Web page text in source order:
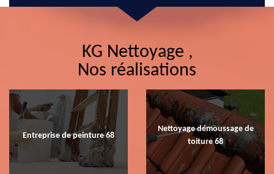
KG Nettoyage ,
Nos réalisations
Entreprise de peinture 68
Nettoyage démoussage de
toiture 68